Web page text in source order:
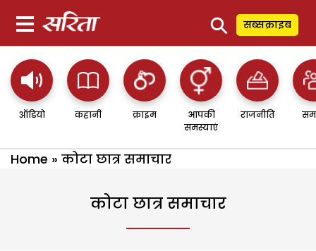
⚲ सब्सक्राइब
ऑडियो कहानी क्राइम
आपकी
समस्याएं
राजनीति
Home » कोटा छात्र समाचार
कोटा छात्र समाचार